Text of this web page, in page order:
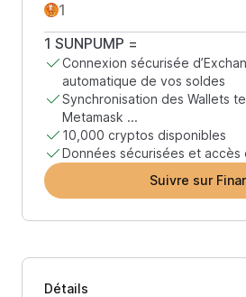
1 SUNPUMP =
Connexion sécurisée
automatique de vos soldes
Synchronisation des Wallets
Metamask ...
10,000 cryptos disponibles
Données sécurisées et accès
Suivre sur
Détails